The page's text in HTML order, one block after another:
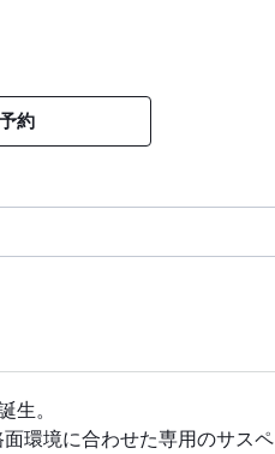
約
生。
環境に合わせた専用のサスペ